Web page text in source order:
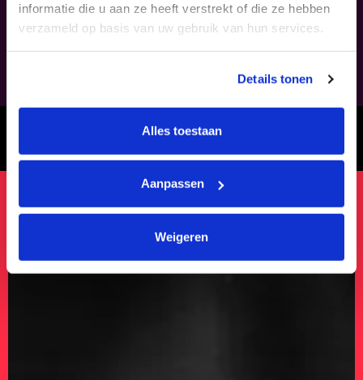
informatie die u aan ze heeft verstrekt of die ze hebben
verzameld op basis van uw gebruik van hun services.
Details tonen
Alles toestaan
Aanpassen
Weigeren
OOK INTERESSANT:
THE DUTCH QUEEN